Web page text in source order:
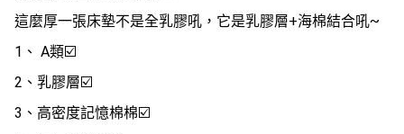
這麼厚一張床墊不是全乳膠吼，它是乳膠層+海棉結合吼~
1、 A類☑️
2、乳膠層☑️
3、高密度記憶棉棉☑️